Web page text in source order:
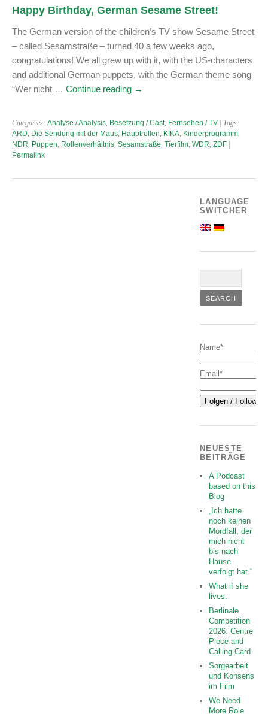
Happy Birthday, German Sesame Street!
The German version of the children’s TV show Sesame Street
– called Sesamstraße – turned 40 a few weeks ago,
congratulations! We all grew up with it, with the US-characters
and additional German puppets, with the German theme song
“Wer nicht … Continue reading →
Categories: Analyse / Analysis, Besetzung / Cast, Fernsehen / TV | Tags:
ARD, Die Sendung mit der Maus, Hauptrollen, KIKA, Kinderprogramm,
NDR, Puppen, Rollenverhältnis, Sesamstraße, Tierfilm, WDR, ZDF
Permalink
LANGUAGE
SWITCHER
Name*
Email*
NEUESTE
BEITRÄGE
A Podcast
based on this
Blog
„Ich hatte
noch keinen
Mordfall, der
mich nicht
bis nach
Hause
verfolgt hat.“
What if she
lives.
Berlinale
Competition
2026: Centre
Piece and
Calling-Card
Sorgearbeit
und Konsens
im Film
We Need
More Role